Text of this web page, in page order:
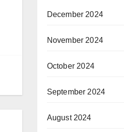
December 2024
November 2024
October 2024
September 2024
August 2024